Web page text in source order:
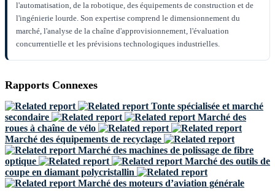
l'automatisation, de la robotique, des équipements de construction et de
l'ingénierie lourde. Son expertise comprend le dimensionnement du
marché, l'analyse de la chaîne d'approvisionnement, l'évaluation
concurrentielle et les prévisions technologiques industrielles.
Rapports Connexes
Tonte spécialisée et marché
secondaire
Marché des
roues à chaîne de vélo
Marché des équipements de recyclage
Marché des machines de polissage de fibre
optique
Marché des outils de
coupe en diamant polycristallin
Marché des moteurs d’aviation générale